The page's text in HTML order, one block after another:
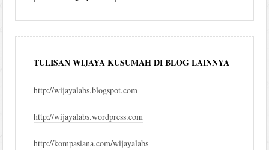
TULISAN WIJAYA KUSUMAH DI BLOG LAINNYA
http://wijayalabs.blogspot.com
http://wijayalabs.wordpress.com
http://kompasiana.com/wijayalabs